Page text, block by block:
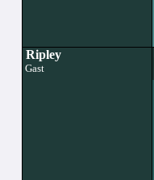
Ripley
Gast